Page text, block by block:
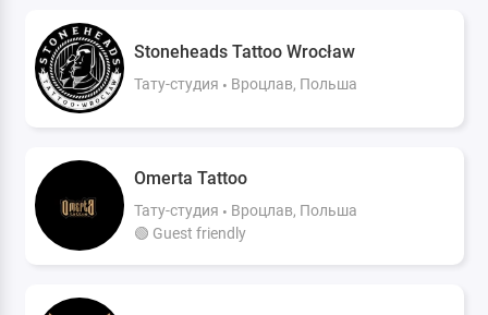
Stoneheads Tattoo Wrocław
Тату-студия Вроцлав, Польша
Omerta Tattoo
Тату-студия
Вроцлав, Польша
🟢 Guest friendly